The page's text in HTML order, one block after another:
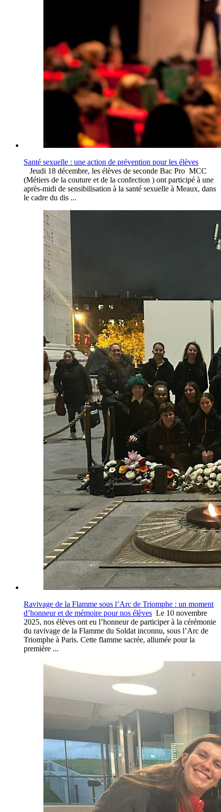
Santé sexuelle : une action de prévention pour les élèves
Jeudi 18 décembre, les élèves de seconde Bac Pro MCC
(Métiers de la couture et de la confection ) ont participé à une
après-midi de sensibilisation à la santé sexuelle à Meaux, dans
le cadre du dis ...
Ravivage de la Flamme sous l’Arc de Triomphe : un moment
d’honneur et de mémoire pour nos élèves Le 10 novembre
2025, nos élèves ont eu l’honneur de participer à la cérémonie
du ravivage de la Flamme du Soldat inconnu, sous l’Arc de
Triomphe à Paris. Cette flamme sacrée, allumée pour la
première ...